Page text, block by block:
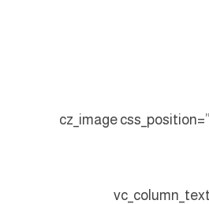
[cz_image css_position=”relative;display: block;text-align:center”
[cz_gap height=”30px”